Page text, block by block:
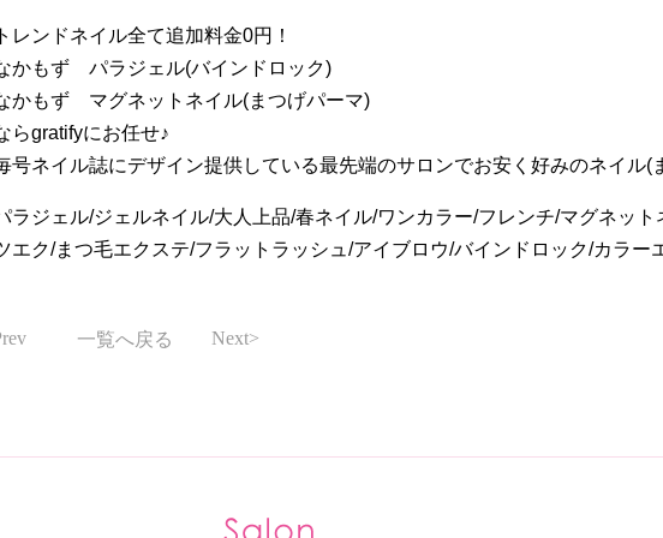
レンドネイル全て追加料金0円！
かもず パラジェル(バインドロック)
かもず マグネットネイル(まつげパーマ)
らgratifyにお任せ♪
号ネイル誌にデザイン提供している最先端のサロンでお安く好みのネイル(
ラジェル/ジェルネイル/大人上品/春ネイル/ワンカラー/フレンチ/マグネット
エク/まつ毛エクステ/フラットラッシュ/アイブロウ/バインドロック/カラー
一覧へ戻る Next